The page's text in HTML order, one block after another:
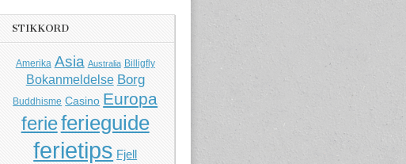
STIKKORD
Amerika Asia Australia Billigfly
Bokanmeldelse Borg
Buddhisme Casino Europa
ferieferieguide
ferietips Fjell